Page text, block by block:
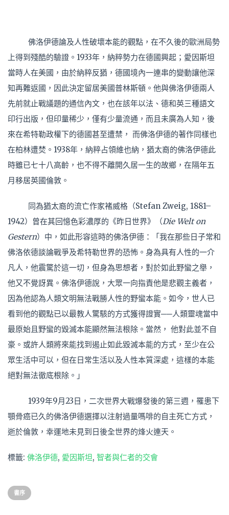
佛洛伊德論及人性破壞本能的觀點，在不久後的歐洲局勢
上得到殘酷的驗證。1933年，納粹勢力在德國興起；愛因斯坦
當時人在美國，由於納粹反猶，德國境內一連串的變動讓他深
知再難返國，因此決定留居美國普林斯頓。他與佛洛伊德兩人
先前就止戰議題的通信內文，也在該年以法、德和英三種語文
印行出版，但印量稀少，僅有少量流通，而且未廣為人知，後
來在希特勒政權下的德國甚至遭禁， 而佛洛伊德的著作同樣也
在柏林遭焚。1938年，納粹占領維也納，猶太裔的佛洛伊德此
時雖已七十八高齡，也不得不離開久居一生的故鄉，在隔年五
月移居英國倫敦。
同為猶太裔的流亡作家褚威格（Stefan Zweig, 1881–
1942）曾在其回憶色彩濃厚的《昨日世界》（Die Welt ­on
Gestern）中，如此形容這時的佛洛伊德：「我在那些日子常和
佛洛依德談論戰爭及希特勒世界的恐怖。身為具有人性的一介
凡人，他震驚於這一切，但身為思想者，對於如此野蠻之舉，
他又不覺訝異。佛洛伊德說，大眾一向指責他是悲觀主義者，
因為他認為人類文明無法戰勝人性的野蠻本能。如今，世人已
看到他的觀點已以最教人驚駭的方式獲得證實──人類靈魂當中
最原始且野蠻的毀滅本能顯然無法根除。當然， 他對此並不自
豪。或許人類將來能找到遏止如此毀滅本能的方式，至少在公
眾生活中可以，但在日常生活以及人性本質深處，這樣的本能
絕對無法徹底根除。」
1939年9月23日，二次世界大戰爆發後的第三週，罹患下
顎骨癌已久的佛洛伊德選擇以注射過量嗎啡的自主死亡方式，
逝於倫敦，幸運地未見到日後全世界的烽火連天。
標籤: 佛洛伊德, 愛因斯坦, 智者與仁者的交會
書序